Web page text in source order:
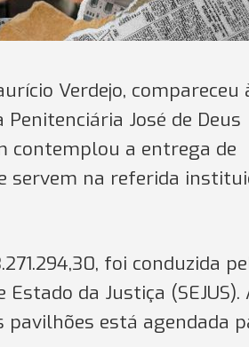
Verdejo, compareceu
José de Deus
contemplou a entrega de
servem na referida
foi conduzida
da Justiça (SEJUS).
está agendada